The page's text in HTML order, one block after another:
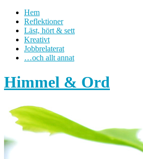
Hem
Reflektioner
Läst, hört & sett
Kreativt
Jobbrelaterat
…och allt annat
Himmel & Ord